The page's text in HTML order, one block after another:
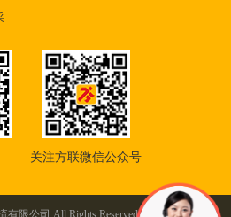
关注方联微信公众号
限公司 All Rights Reserved. 本站部分图片及